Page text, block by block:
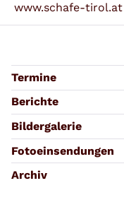
www.schafe-tirol.at
Termine
Berichte
Bildergalerie
Fotoeinsendungen
Archiv